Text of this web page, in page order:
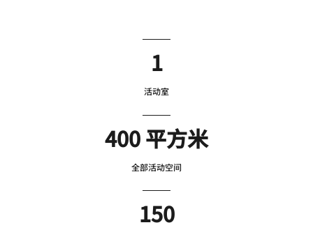
1
活动室
400 平方米
全部活动空间
150